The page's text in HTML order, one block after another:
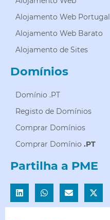
Alojamento Web Portugal
Alojamento Web Barato
Alojamento de Sites
Domínios
Domínio .PT
Registo de Domínios
Comprar Domínios
Comprar Domínio .PT
Partilha a PME